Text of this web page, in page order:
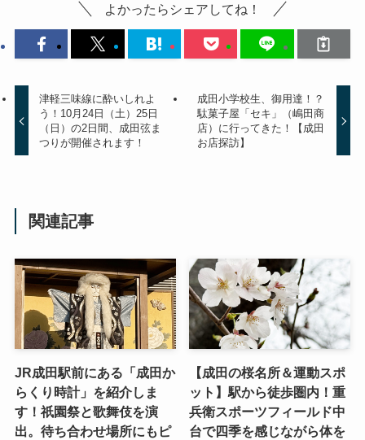
よかったらシェアしてね！
津軽三味線に酔いしれよ
う！10月24日（土）25日
（日）の2日間、成田弦ま
つりが開催されます！
成田小学校生、御用達！？
駄菓子屋「セキ」（嶋田商
店）に行ってきた！【成田
お店探訪】
関連記事
JR成田駅前にある「成田か
らくり時計」を紹介しま
す！祇園祭と歌舞伎を演
出。待ち合わせ場所にもピ
【成田の桜名所＆運動スポ
ット】駅から徒歩圏内！重
兵衛スポーツフィールド中
台で四季を感じながら体を